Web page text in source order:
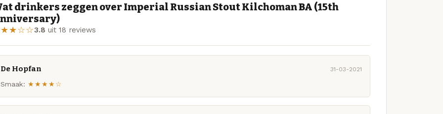
drinkers zeggen over Imperial Russian Stout Kilchoman BA (15th
3.8 uit 18 reviews
De Hopfan 31-03-2021
Smaak: ★★★★☆